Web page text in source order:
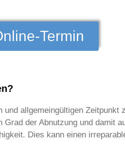
Termin
allgemeingültigen
der Abnutzung und damit
Dies kann einen